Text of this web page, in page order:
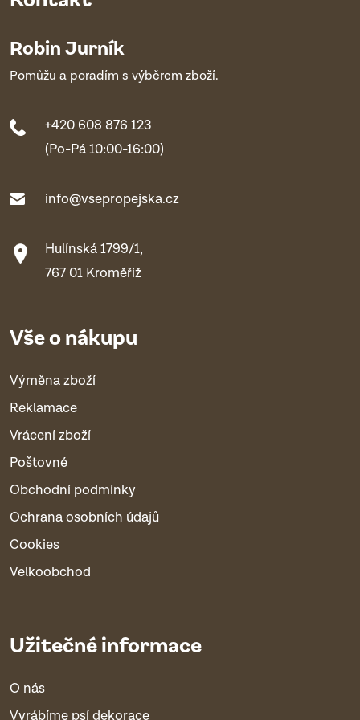
Robin Jurník
Pomůžu a poradím s výběrem zboží.
+420 608 876 123
(Po-Pá 10:00-16:00)
info@vsepropejska.cz
Hulínská 1799/1,
767 01 Kroměříž
Vše o nákupu
Výměna zboží
Reklamace
Vrácení zboží
Poštovné
Obchodní podmínky
Ochrana osobních údajů
Cookies
Velkoobchod
Užitečné informace
O nás
Vyrábíme psí dekorace